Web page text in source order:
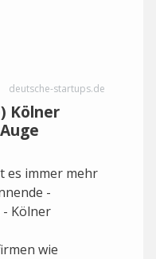
deutsche-startups.de
Kölner
es immer mehr
-
Kölner
wie